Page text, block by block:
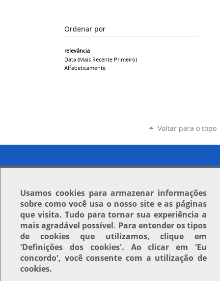
Ordenar por
relevância
Data (mais Recente Primeiro)
Alfabeticamente
Voltar para o topo
Usamos cookiespara armazenar informações
sobre como você usa o nosso site e as páginas
que visita. Tudo para tornar sua experiência a
mais agradável possível. Para entender os tipos
de cookies que utilizamos, clique em
'Definições dos cookies'. Ao clicar em 'Eu
concordo', você consente com a utilização de
cookies.